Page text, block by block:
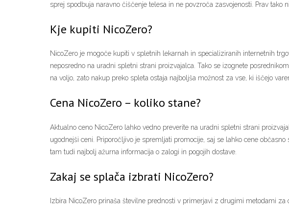
sprej spodbuja naravno čiščenje telesa in ne povzroča zasvojenosti. Prav
Kje kupiti NicoZero?
NicoZero je mogoče kupiti v spletnih lekarnah in specializiranih internetnih
neposredno na uradni spletni strani proizvajalca. Tako se izognete
na voljo, zato nakup preko spleta ostaja najboljša možnost za vse, ki iščejo
Cena NicoZero – koliko stane?
Aktualno ceno NicoZero lahko vedno preverite na uradni spletni strani
ugodnejši ceni. Priporočljivo je spremljati promocije, saj se lahko cene
tam tudi najbolj ažurna informacija o zalogi in pogojih dostave.
Zakaj se splača izbrati NicoZero?
Izbira NicoZero prinaša številne prednosti v primerjavi z drugimi metodami za